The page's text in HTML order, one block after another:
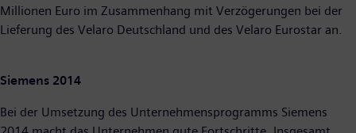
Millionen Euro im Zusammenhang mit Verzögerungen bei der
Lieferung des Velaro Deutschland und des Velaro Eurostar an.
Siemens 2014
Bei der Umsetzung des Unternehmensprogramms Siemens